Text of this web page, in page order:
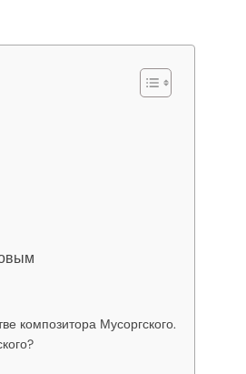
композитора Мусоргского.